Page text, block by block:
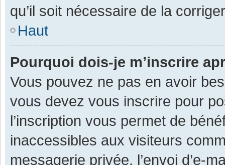
qu’il soit nécessaire de la
Haut
Pourquoi dois-je m’inscrire
Vous pouvez ne pas en avoir
vous devez vous inscrire pour
l’inscription vous permet de
inaccessibles aux visiteurs
messagerie privée, l’envoi d’e-